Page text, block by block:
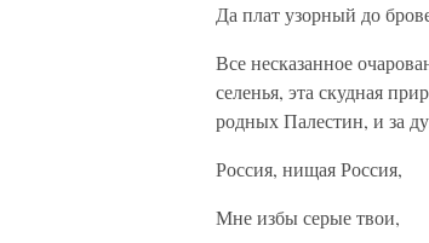
Да плат узорный до
Все несказанное
селенья, эта скудная
родных Палестин, и за
Россия, нищая Россия,
Мне избы серые твои,